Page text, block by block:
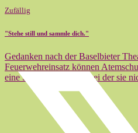
Zufällig
"Stehe still und sammle dich."
Gedanken nach der Baselbieter
Feuerwehreinsatz können
eine Situation geraten, bei der sie